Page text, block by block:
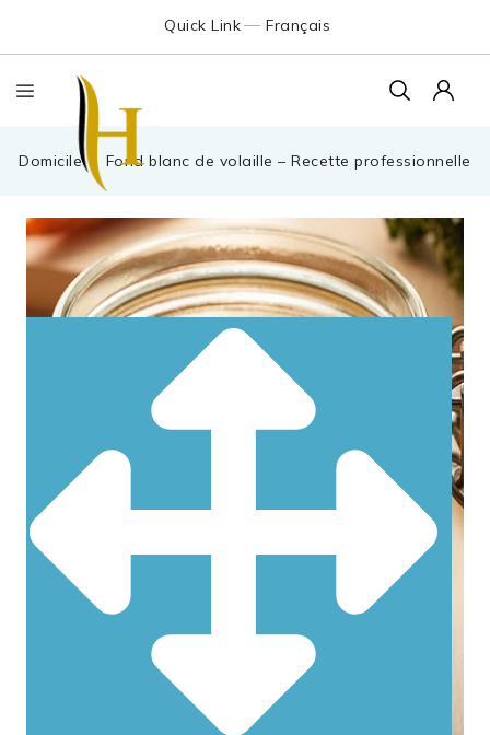
Français
Quick Link
Domicile Fond blanc de volaille – Recette professionnelle